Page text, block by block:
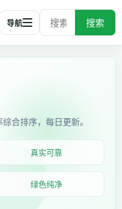
搜索
导航
合排序，每日更新。
真实可靠
绿色纯净